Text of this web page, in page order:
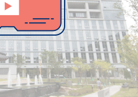
50 +1주년 광장